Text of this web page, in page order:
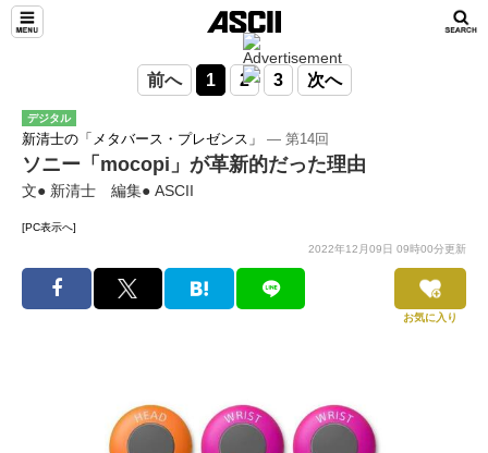
前へ 1 2 3 次へ
デジタル
新清士の「メタバース・プレゼンス」 ― 第14回
ソニー「mocopi」が革新的だった理由
文● 新清士 編集● ASCII
[PC表示へ]
2022年12月09日 09時00分更新
お気に入り